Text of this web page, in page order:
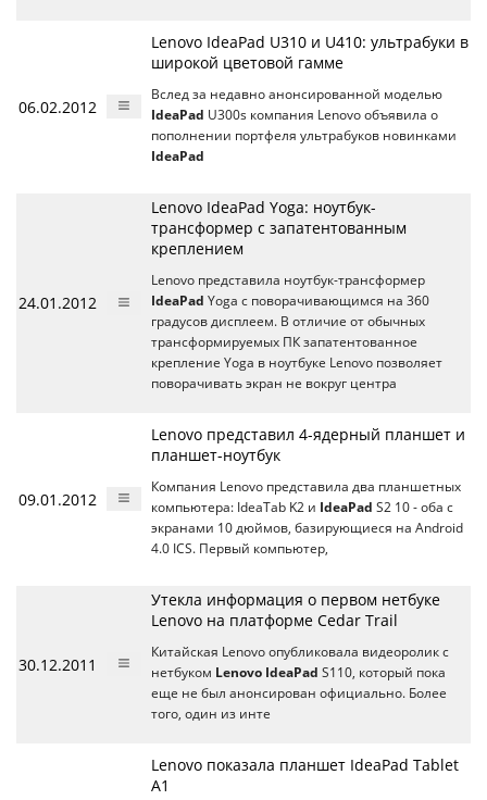
06.02.2012
Lenovo IdeaPad U310 и U410: ультрабуки в
широкой цветовой гамме
Вслед за недавно анонсированной моделью
IdeaPad U300s компания Lenovo объявила о
пополнении портфеля ультрабуков новинками
IdeaPad
24.01.2012
Lenovo IdeaPad Yoga: ноутбук-
трансформер с запатентованным
креплением
Lenovo представила ноутбук-трансформер
IdeaPad Yoga c поворачивающимся на 360
градусов дисплеем. В отличие от обычных
трансформируемых ПК запатентованное
крепление Yoga в ноутбуке Lenovo позволяет
поворачивать экран не вокруг центра
09.01.2012
Lenovo представил 4-ядерный планшет и
планшет-ноутбук
Компания Lenovo представила два планшетных
компьютера: IdeaTab K2 и IdeaPad S2 10 - оба с
экранами 10 дюймов, базирующиеся на Android
4.0 ICS. Первый компьютер,
30.12.2011
Утекла информация о первом нетбуке
Lenovo на платформе Cedar Trail
Китайская Lenovo опубликовала видеоролик с
нетбуком Lenovo IdeaPad S110, который пока
еще не был анонсирован официально. Более
того, один из инте
Lenovo показала планшет IdeaPad Tablet
A1